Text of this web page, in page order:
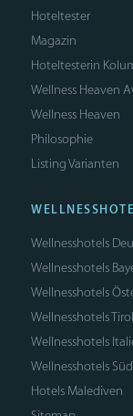
Hoteltester
Magazin
Hoteltesterin
Wellness Heaven
Wellness Heaven
Philosophie
Listing Varianten
Wellnesshotels
Wellnesshotels
Wellnesshotels
Wellnesshotels Tirol
Wellnesshotels
Wellnesshotels
Hotels Malediven